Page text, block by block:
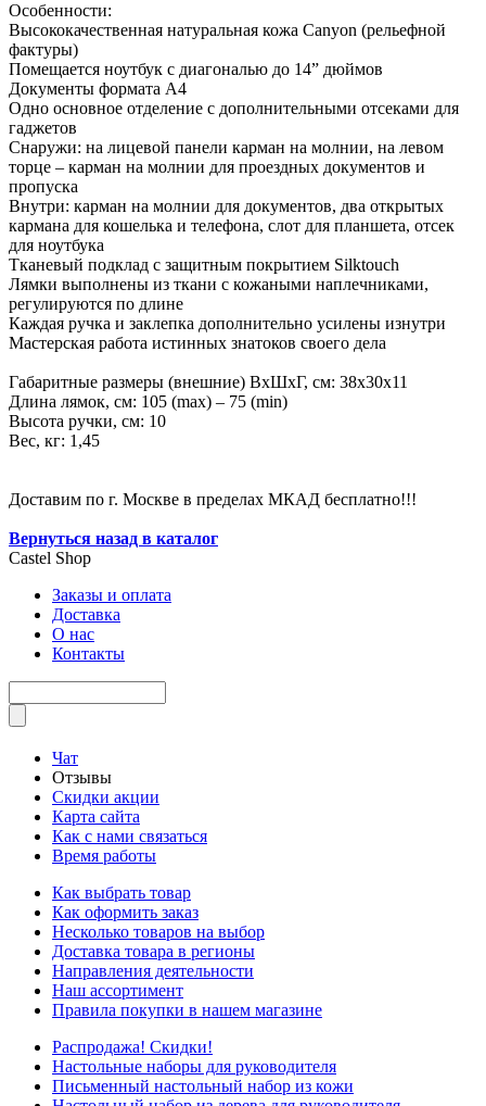
Особенности:
Высококачественная натуральная кожа Canyon (рельефной
фактуры)
Помещается ноутбук с диагональю до 14” дюймов
Документы формата А4
Одно основное отделение с дополнительными отсеками для
гаджетов
Снаружи: на лицевой панели карман на молнии, на левом
торце – карман на молнии для проездных документов и
пропуска
Внутри: карман на молнии для документов, два открытых
кармана для кошелька и телефона, слот для планшета, отсек
для ноутбука
Тканевый подклад с защитным покрытием Silktouch
Лямки выполнены из ткани с кожаными наплечниками,
регулируются по длине
Каждая ручка и заклепка дополнительно усилены изнутри
Мастерская работа истинных знатоков своего дела
Габаритные размеры (внешние) ВхШхГ, см: 38х30х11
Длина лямок, см: 105 (max) – 75 (min)
Высота ручки, см: 10
Вес, кг: 1,45
Доставим по г. Москве в пределах МКАД бесплатно!!!
Вернуться назад в каталог
Castel Shop
Заказы и оплата
Доставка
О нас
Контакты
Чат
Отзывы
Скидки акции
Карта сайта
Как с нами связаться
Время работы
Как выбрать товар
Как оформить заказ
Несколько товаров на выбор
Доставка товара в регионы
Направления деятельности
Наш ассортимент
Правила покупки в нашем магазине
Распродажа! Скидки!
Настольные наборы для руководителя
Письменный настольный набор из кожи